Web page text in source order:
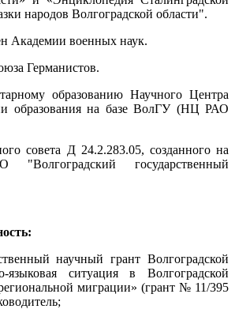
народов Волгоградской области".
Академии военных наук.
Германистов.
образованию Научного Центра
образования на базе ВолГУ (НЦ РАО
совета Д 24.2.283.05, созданного на
государственный
научный грант Волгоградской
языковая ситуация в Волгоградской
миграции» (грант № 11/395